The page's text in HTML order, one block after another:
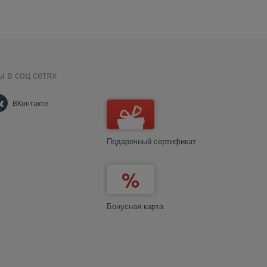
в соц сетях
ВКонтакте
Подарочный сертификат
Бонусная карта